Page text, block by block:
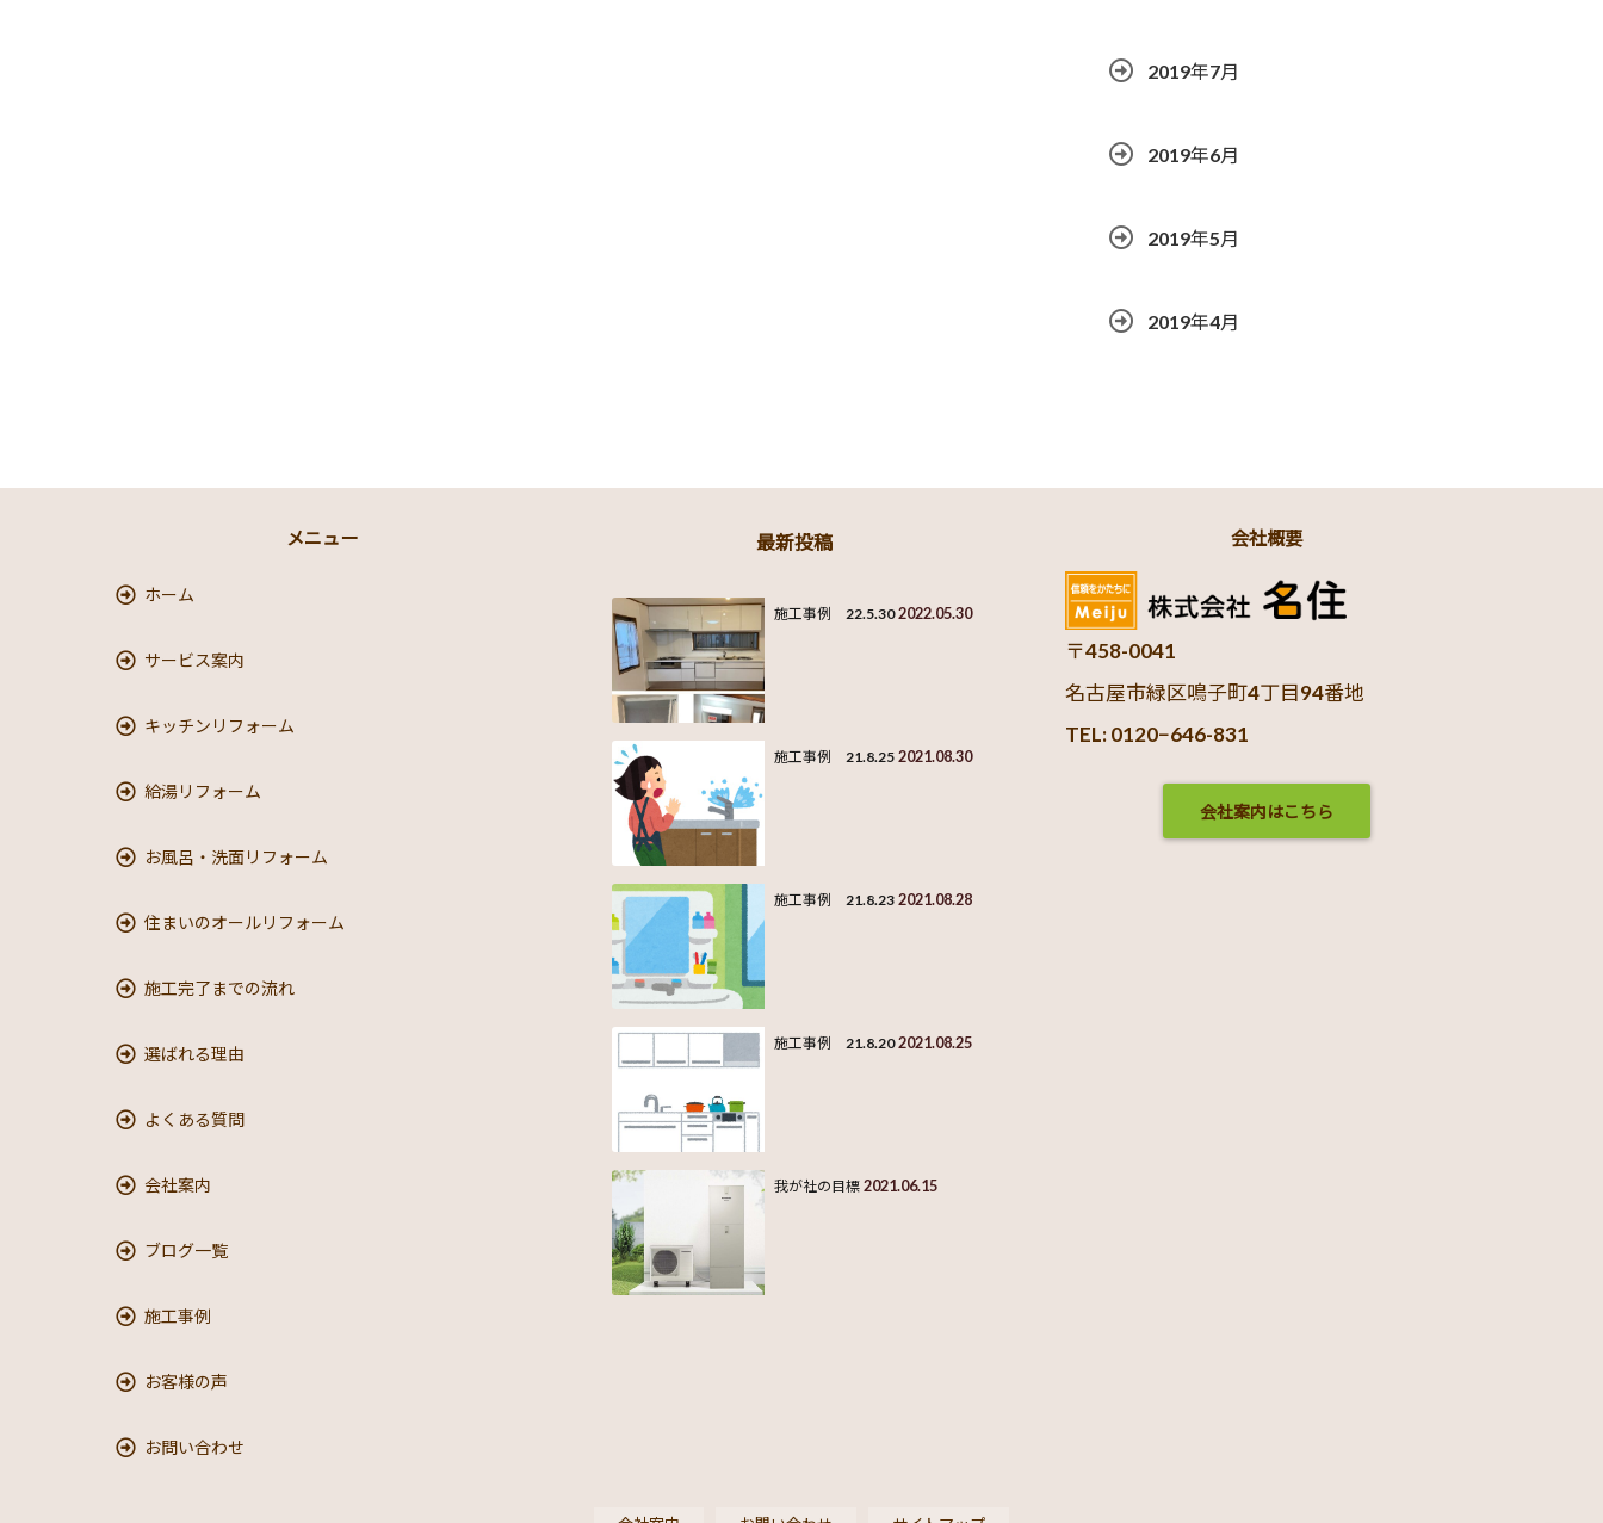
2019年7月
2019年6月
2019年5月
2019年4月
メニュー
ホーム
サービス案内
キッチンリフォーム
給湯リフォーム
お風呂・洗面リフォーム
住まいのオールリフォーム
施工完了までの流れ
選ばれる理由
よくある質問
会社案内
ブログ一覧
施工事例
お客様の声
お問い合わせ
最新投稿
施工事例 22.5.30 2022.05.30
施工事例 21.8.25 2021.08.30
施工事例 21.8.23 2021.08.28
施工事例 21.8.20 2021.08.25
我が社の目標 2021.06.15
会社概要
〒458-0041
名古屋市緑区鳴子町4丁目94番地
TEL: 0120−646-831
会社案内はこちら